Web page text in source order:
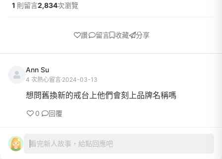
1 則留言2,834次瀏覽
讚 留言 收藏 分享
Ann Su
4 次熱心留言 2024-03-13
想問舊換新的戒台上他們會刻上品牌名稱嗎
0 回覆
看完新人故事，給點回應吧